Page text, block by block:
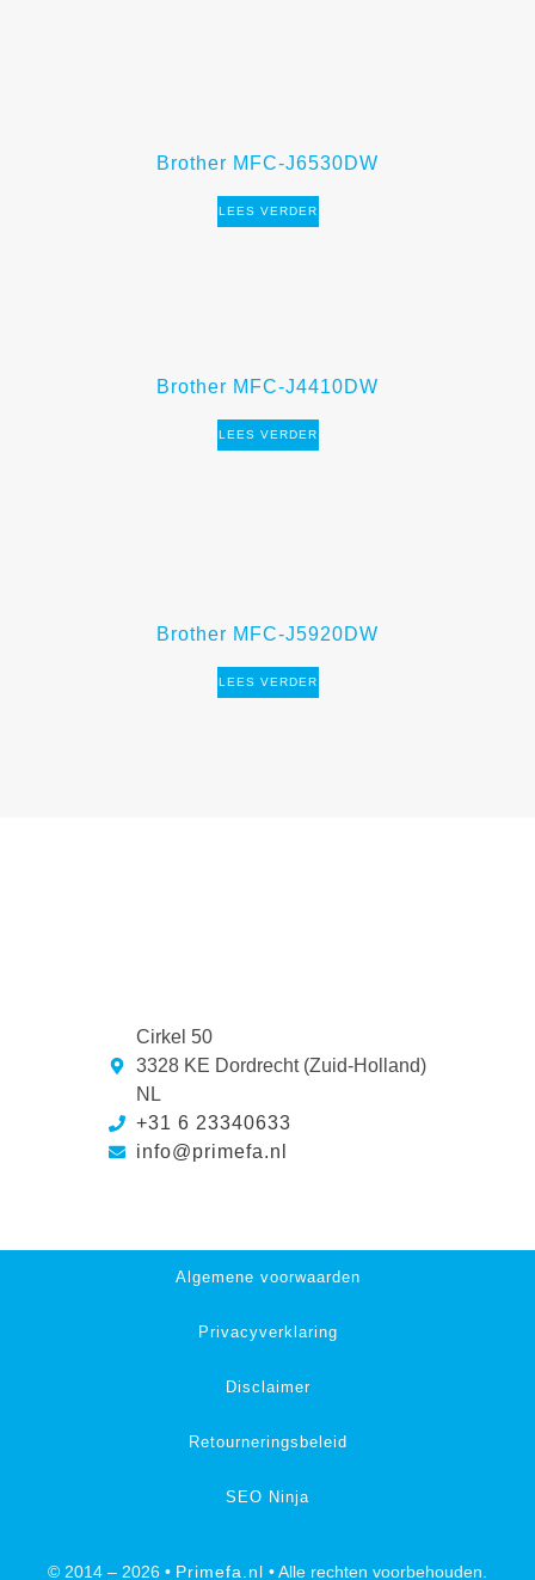
Brother MFC-J6530DW
LEES VERDER
Brother MFC-J4410DW
LEES VERDER
Brother MFC-J5920DW
LEES VERDER
Cirkel 50
3328 KE Dordrecht (Zuid-Holland)
NL
+31 6 23340633
info@primefa.nl
© 2014 – 2026 • Primefa.nl • Alle rechten voorbehouden.
Algemene voorwaarden
Privacyverklaring
Disclaimer
Retourneringsbeleid
SEO Ninja